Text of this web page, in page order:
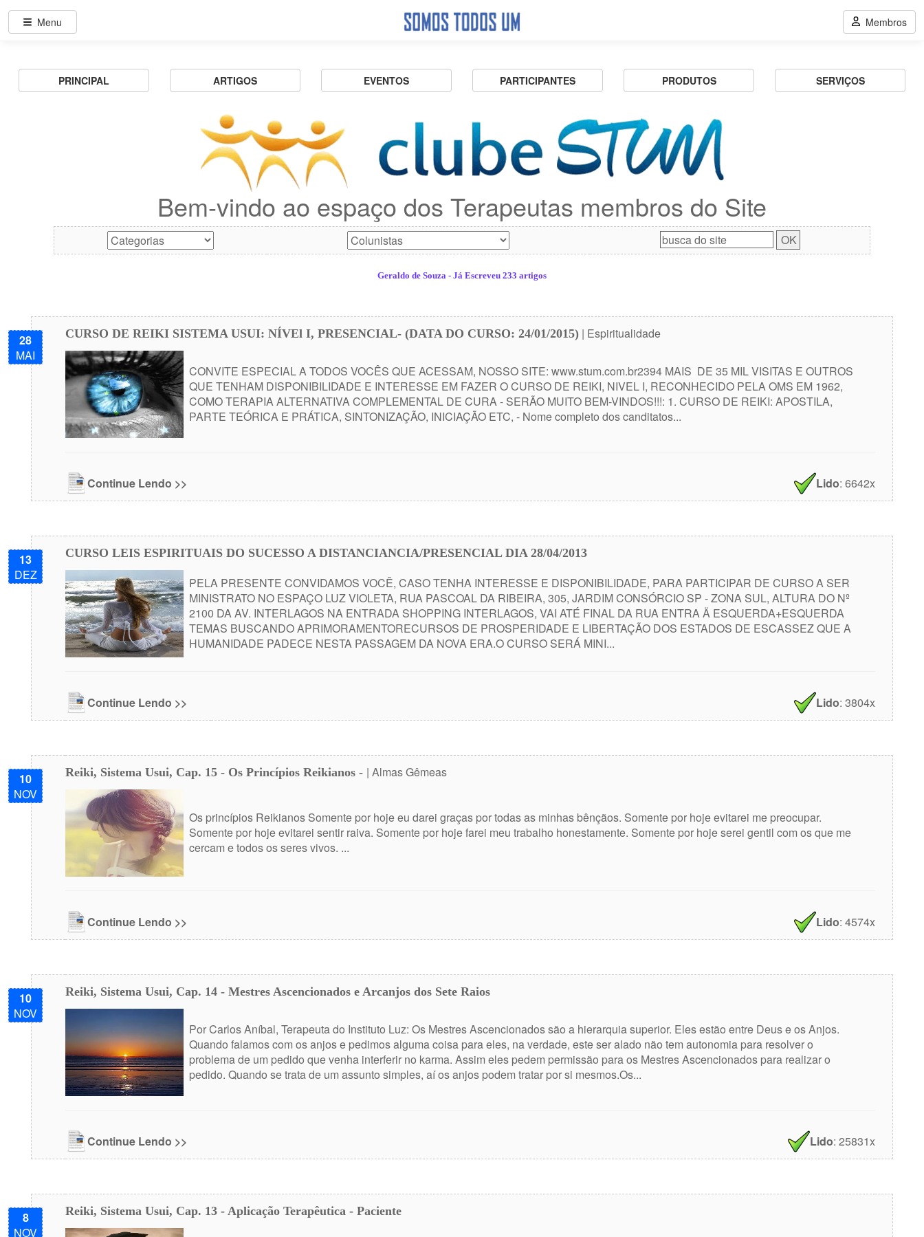
PRINCIPAL ARTIGOS EVENTOS PARTICIPANTES PRODUTOS SERVIÇOS
Bem-vindo ao espaço dos Terapeutas membros do Site
Geraldo de Souza - Já Escreveu 233 artigos
28
MAI
CURSO DE REIKI SISTEMA USUI: NÍVEl I, PRESENCIAL- (DATA DO CURSO: 24/01/2015) | Espiritualidade
CONVITE ESPECIAL A TODOS VOCÊS QUE ACESSAM, NOSSO SITE: www.stum.com.br2394 MAIS DE 35 MIL VISITAS E OUTROS
QUE TENHAM DISPONIBILIDADE E INTERESSE EM FAZER O CURSO DE REIKI, NIVEL I, RECONHECIDO PELA OMS EM 1962,
COMO TERAPIA ALTERNATIVA COMPLEMENTAL DE CURA - SERÃO MUITO BEM-VINDOS!!!: 1. CURSO DE REIKI: APOSTILA,
PARTE TEÓRICA E PRÁTICA, SINTONIZAÇÃO, INICIAÇÃO ETC, - Nome completo dos canditatos...
Continue Lendo >> Lido: 6642x
13
DEZ
CURSO LEIS ESPIRITUAIS DO SUCESSO A DISTANCIANCIA/PRESENCIAL DIA 28/04/2013
PELA PRESENTE CONVIDAMOS VOCÊ, CASO TENHA INTERESSE E DISPONIBILIDADE, PARA PARTICIPAR DE CURSO A SER
MINISTRATO NO ESPAÇO LUZ VIOLETA, RUA PASCOAL DA RIBEIRA, 305, JARDIM CONSÓRCIO SP - ZONA SUL, ALTURA DO Nº
2100 DA AV. INTERLAGOS NA ENTRADA SHOPPING INTERLAGOS, VAI ATÉ FINAL DA RUA ENTRA Ä ESQUERDA+ESQUERDA
TEMAS BUSCANDO APRIMORAMENTORECURSOS DE PROSPERIDADE E LIBERTAÇÃO DOS ESTADOS DE ESCASSEZ QUE A
HUMANIDADE PADECE NESTA PASSAGEM DA NOVA ERA.O CURSO SERÁ MINI...
Continue Lendo >> Lido: 3804x
10
NOV
Reiki, Sistema Usui, Cap. 15 - Os Princípios Reikianos - | Almas Gêmeas
Os princípios Reikianos Somente por hoje eu darei graças por todas as minhas bênçãos. Somente por hoje evitarei me preocupar.
Somente por hoje evitarei sentir raiva. Somente por hoje farei meu trabalho honestamente. Somente por hoje serei gentil com os que me
cercam e todos os seres vivos. ...
Continue Lendo >> Lido: 4574x
10
NOV
Reiki, Sistema Usui, Cap. 14 - Mestres Ascencionados e Arcanjos dos Sete Raios
Por Carlos Aníbal, Terapeuta do Instituto Luz: Os Mestres Ascencionados são a hierarquia superior. Eles estão entre Deus e os Anjos.
Quando falamos com os anjos e pedimos alguma coisa para eles, na verdade, este ser alado não tem autonomia para resolver o
problema de um pedido que venha interferir no karma. Assim eles pedem permissão para os Mestres Ascencionados para realizar o
pedido. Quando se trata de um assunto simples, aí os anjos podem tratar por si mesmos.Os...
Continue Lendo >> Lido: 25831x
8
NOV
Reiki, Sistema Usui, Cap. 13 - Aplicação Terapêutica - Paciente
Menu Membros